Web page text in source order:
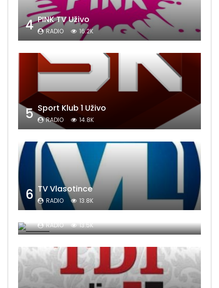
4 PINK TV Uživo
RADIO 16.2K
5 Sport Klub 1 Uživo
RADIO 14.8K
6 TV Vlasotince
RADIO 13.8K
7 Sat Televizija
RADIO 13.5K